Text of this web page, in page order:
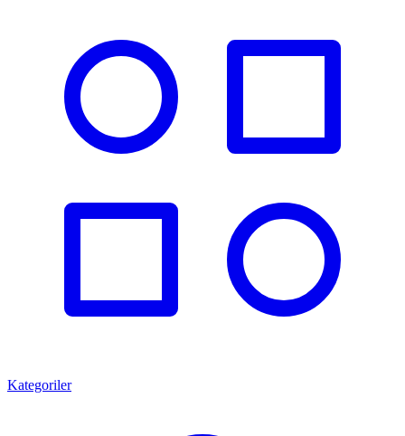
Kategoriler